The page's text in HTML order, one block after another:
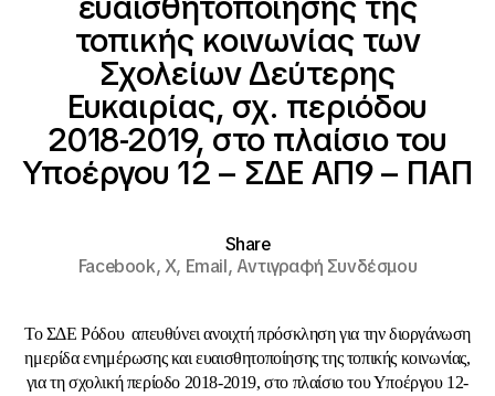
τοπικής κοινωνίας των
Σχολείων Δεύτερης
Ευκαιρίας, σχ. περιόδου
2018-2019, στο πλαίσιο του
Υποέργου 12 – ΣΔΕ ΑΠ9 – ΠΑΠ
Share
Facebook,X, Email,Αντιγραφή Συνδέσμου
Το ΣΔΕ Ρόδου απευθύνει ανοιχτή πρόσκληση για την διοργάνωση
ημερίδα ενημέρωσης και ευαισθητοποίησης της τοπικής κοινωνίας,
για τη σχολική περίοδο 2018-2019, στο πλαίσιο του Υποέργου 12-